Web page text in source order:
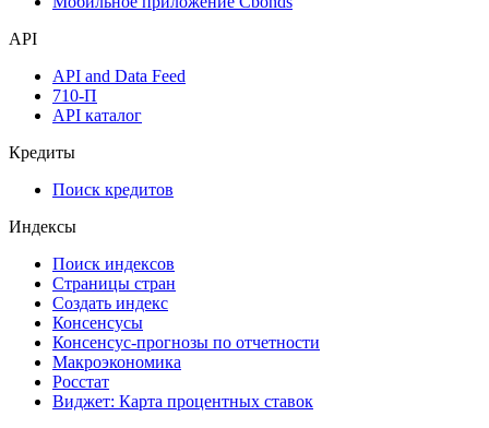
API
API and Data Feed
710-П
API каталог
Кредиты
Поиск кредитов
Индексы
Поиск индексов
Страницы стран
Создать индекс
Консенсусы
Консенсус-прогнозы по отчетности
Макроэкономика
Росстат
Виджет: Карта процентных ставок